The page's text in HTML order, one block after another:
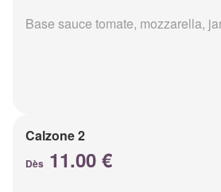
Base sauce tomate, mozzarella,
Calzone 2
Dès 11.00 €